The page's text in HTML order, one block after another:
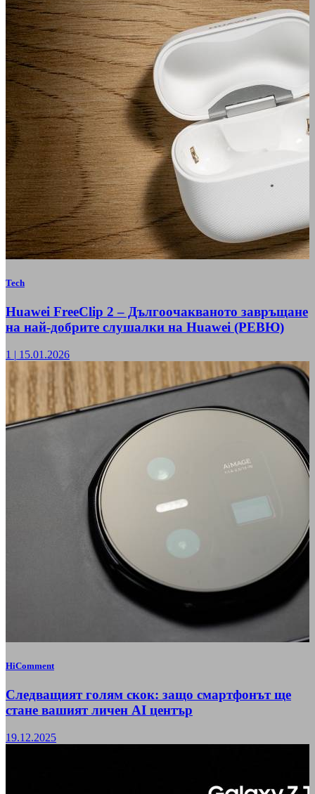
Tech
Huawei FreeClip 2 – Дългоочакваното завръщане
на най-добрите слушалки на Huawei (РЕВЮ)
1 | 15.01.2026
HiComment
Следващият голям скок: защо смартфонът ще
стане вашият личен AI център
19.12.2025